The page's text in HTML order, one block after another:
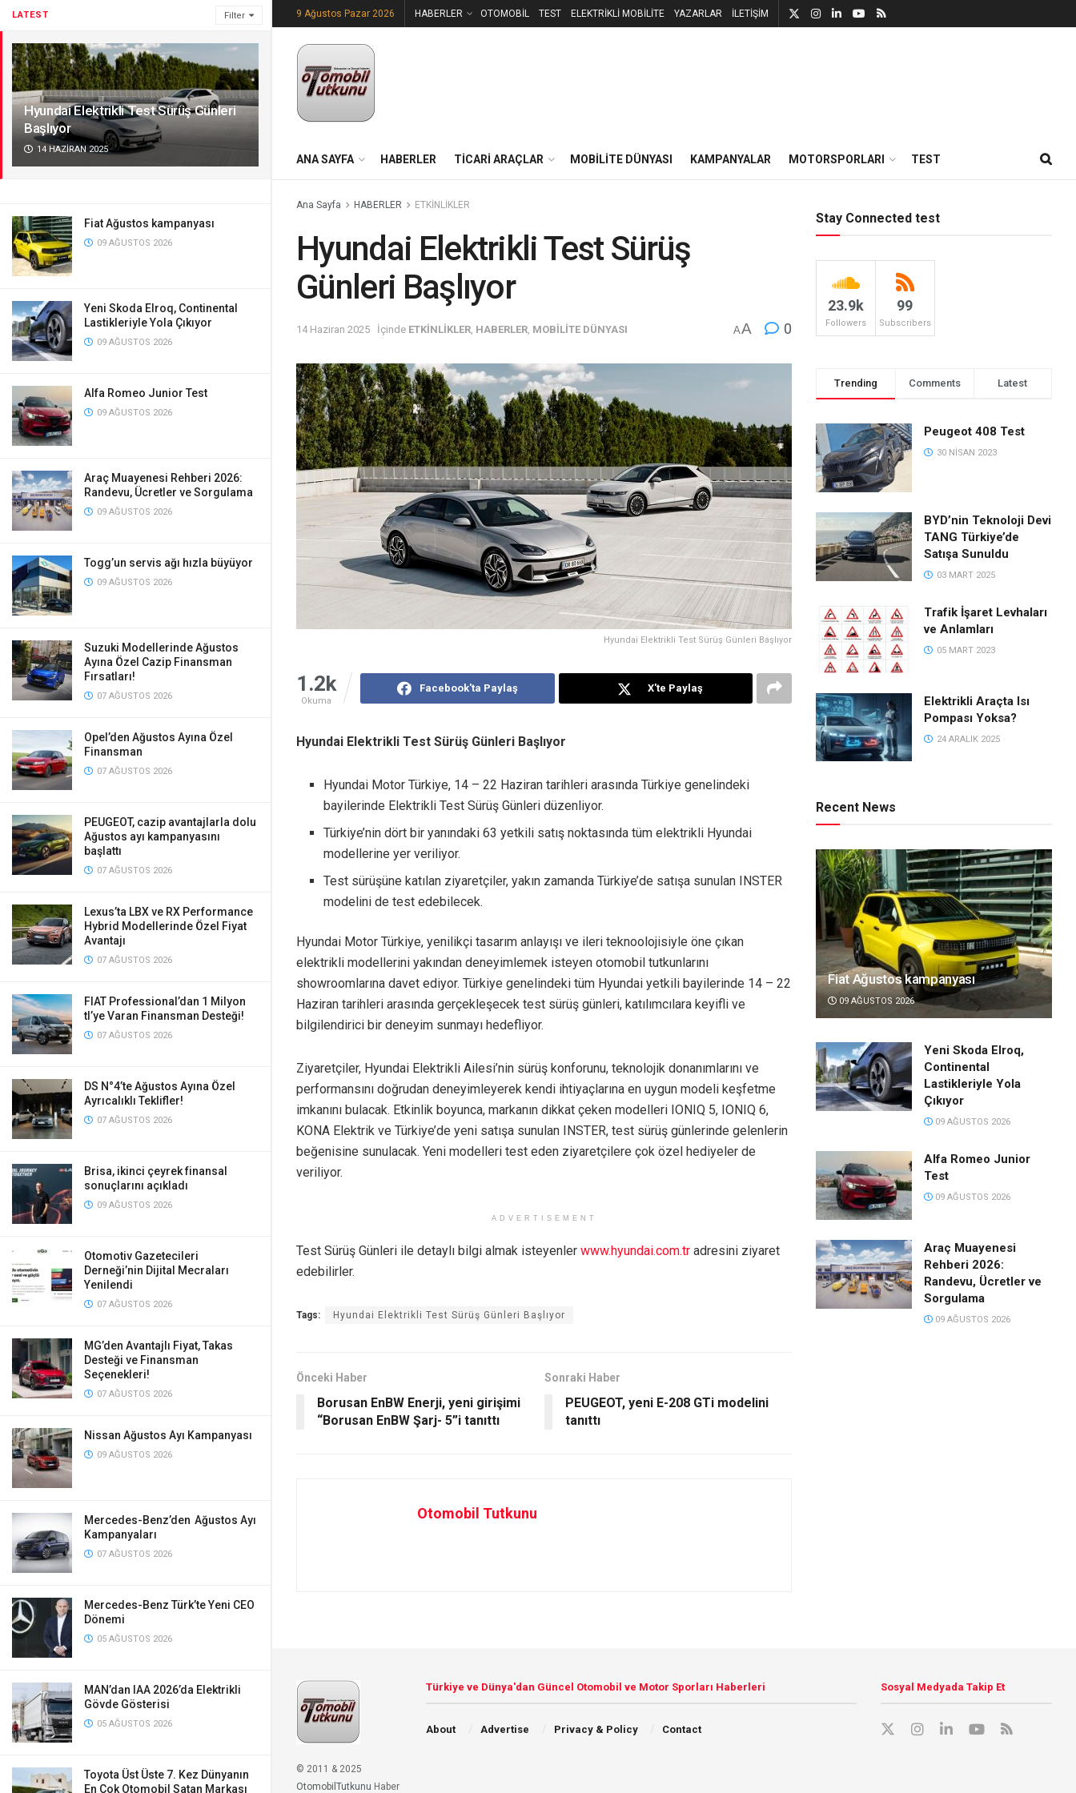
LATEST Filter
Hyundai Elektrikli Test Sürüş Günleri
Başlıyor
14 HAZIRAN 2025
Fiat Ağustos kampanyası
09 AĞUSTOS 2026
Yeni Skoda Elroq, Continental
Lastikleriyle Yola Çıkıyor
09 AĞUSTOS 2026
Alfa Romeo Junior Test
09 AĞUSTOS 2026
Araç Muayenesi Rehberi 2026:
Randevu, Ücretler ve Sorgulama
09 AĞUSTOS 2026
Togg’un servis ağı hızla büyüyor
09 AĞUSTOS 2026
Suzuki Modellerinde Ağustos
Ayına Özel Cazip Finansman
Fırsatları!
07 AĞUSTOS 2026
Opel’den Ağustos Ayına Özel
Finansman
07 AĞUSTOS 2026
PEUGEOT, cazip avantajlarla dolu
Ağustos ayı kampanyasını
başlattı
07 AĞUSTOS 2026
Lexus’ta LBX ve RX Performance
Hybrid Modellerinde Özel Fiyat
Avantajı
07 AĞUSTOS 2026
FIAT Professional’dan 1 Milyon
tl’ye Varan Finansman Desteği!
07 AĞUSTOS 2026
DS N°4’te Ağustos Ayına Özel
Ayrıcalıklı Teklifler!
07 AĞUSTOS 2026
Brisa, ikinci çeyrek finansal
sonuçlarını açıkladı
09 AĞUSTOS 2026
Otomotiv Gazetecileri
Derneği’nin Dijital Mecraları
Yenilendi
07 AĞUSTOS 2026
MG’den Avantajlı Fiyat, Takas
Desteği ve Finansman
Seçenekleri!
07 AĞUSTOS 2026
Nissan Ağustos Ayı Kampanyası
09 AĞUSTOS 2026
Mercedes-Benz’den Ağustos Ayı
Kampanyaları
07 AĞUSTOS 2026
Mercedes-Benz Türk’te Yeni CEO
Dönemi
05 AĞUSTOS 2026
MAN’dan IAA 2026’da Elektrikli
Gövde Gösterisi
05 AĞUSTOS 2026
Toyota Üst Üste 7. Kez Dünyanın
En Çok Otomobil Satan Markası
9 Ağustos Pazar 2026 HABERLER OTOMOBİL TEST ELEKTRİKLİ MOBİLİTE YAZARLAR İLETİŞİM
ANA SAYFA HABERLER TİCARİ ARAÇLAR MOBİLİTE DÜNYASI KAMPANYALAR MOTORSPORLARI TEST
Ana Sayfa HABERLER ETKİNLİKLER
Hyundai Elektrikli Test Sürüş
Günleri Başlıyor
14 Haziran 2025 İçinde ETKİNLİKLER HABERLER MOBİLİTE DÜNYASI AA 0
Hyundai Elektrikli Test Sürüş Günleri Başlıyor
1.2k
Okuma
Facebook'ta Paylaş X'te Paylaş
Hyundai Elektrikli Test Sürüş Günleri Başlıyor
Hyundai Motor Türkiye, 14 – 22 Haziran tarihleri arasında Türkiye genelindeki
bayilerinde Elektrikli Test Sürüş Günleri düzenliyor.
Türkiye’nin dört bir yanındaki 63 yetkili satış noktasında tüm elektrikli Hyundai
modellerine yer veriliyor.
Test sürüşüne katılan ziyaretçiler, yakın zamanda Türkiye’de satışa sunulan INSTER
modelini de test edebilecek.
Hyundai Motor Türkiye, yenilikçi tasarım anlayışı ve ileri teknoolojisiyle öne çıkan
elektrikli modellerini yakından deneyimlemek isteyen otomobil tutkunlarını
showroomlarına davet ediyor. Türkiye genelindeki tüm Hyundai yetkili bayilerinde 14 – 22
Haziran tarihleri arasında gerçekleşecek test sürüş günleri, katılımcılara keyifli ve
bilgilendirici bir deneyim sunmayı hedefliyor.
Ziyaretçiler, Hyundai Elektrikli Ailesi’nin sürüş konforunu, teknolojik donanımlarını ve
performansını doğrudan deneyimleyerek kendi ihtiyaçlarına en uygun modeli keşfetme
imkanını bulacak. Etkinlik boyunca, markanın dikkat çeken modelleri IONIQ 5, IONIQ 6,
KONA Elektrik ve Türkiye’de yeni satışa sunulan INSTER, test sürüş günlerinde gelenlerin
beğenisine sunulacak. Yeni modelleri test eden ziyaretçilere çok özel hediyeler de
veriliyor.
ADVERTISEMENT
Test Sürüş Günleri ile detaylı bilgi almak isteyenler www.hyundai.com.tr adresini ziyaret
edebilirler.
Tags: Hyundai Elektrikli Test Sürüş Günleri Başlıyor
Önceki Haber
Borusan EnBW Enerji, yeni girişimi
“Borusan EnBW Şarj- 5”i tanıttı
Sonraki Haber
PEUGEOT, yeni E-208 GTi modelini
tanıttı
Otomobil Tutkunu
Stay Connected test
23.9k
Followers
99
Subscribers
Trending Comments Latest
Peugeot 408 Test
30 NISAN 2023
BYD’nin Teknoloji Devi
TANG Türkiye’de
Satışa Sunuldu
03 MART 2025
Trafik İşaret Levhaları
ve Anlamları
05 MART 2023
Elektrikli Araçta Isı
Pompası Yoksa?
24 ARALIK 2025
Recent News
Fiat Ağustos kampanyası
09 AĞUSTOS 2026
Yeni Skoda Elroq,
Continental
Lastikleriyle Yola
Çıkıyor
09 AĞUSTOS 2026
Alfa Romeo Junior
Test
09 AĞUSTOS 2026
Araç Muayenesi
Rehberi 2026:
Randevu, Ücretler ve
Sorgulama
09 AĞUSTOS 2026
© 2011 & 2025
OtomobilTutkunu Haber
Türkiye ve Dünya'dan Güncel Otomobil ve Motor Sporları Haberleri
About Advertise Privacy & Policy Contact
Sosyal Medyada Takip Et